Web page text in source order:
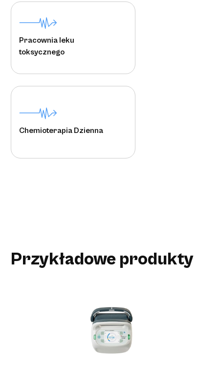
Pracownia leku
toksycznego
Chemioterapia Dzienna
Przykładowe produkty